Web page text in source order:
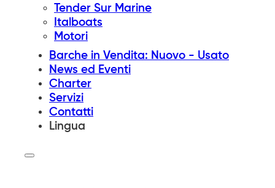
Tender Sur Marine
Italboats
Motori
Barche in Vendita: Nuovo - Usato
News ed Eventi
Charter
Servizi
Contatti
Lingua